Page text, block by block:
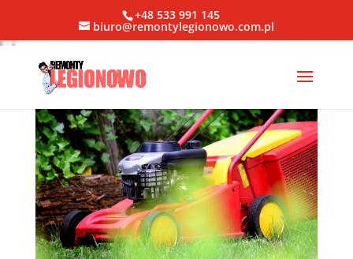
+48 533 991 145
biuro@remontylegionowo.com.pl